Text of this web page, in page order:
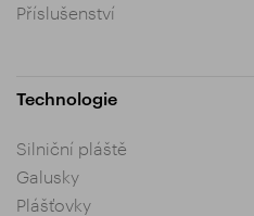
Příslušenství
Technologie
Silniční pláště
Galusky
Plášťovky